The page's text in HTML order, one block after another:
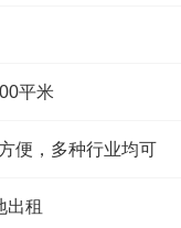
平米
便，多种行业均可
出租